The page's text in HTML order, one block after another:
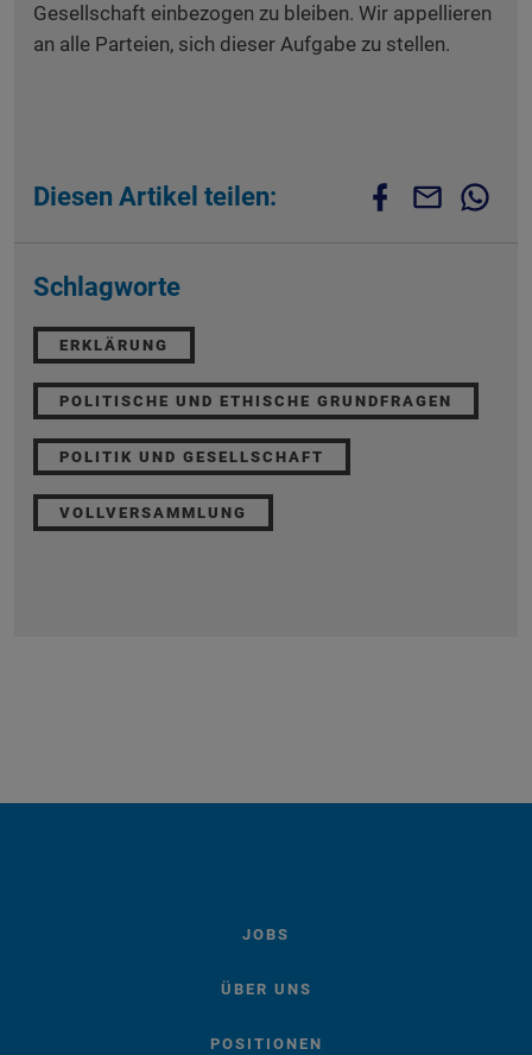
Gesellschaft einbezogen zu bleiben. Wir appellieren
an alle Parteien, sich dieser Aufgabe zu stellen.
Diesen Artikel teilen:
Schlagworte
ERKLÄRUNG
POLITISCHE UND ETHISCHE GRUNDFRAGEN
POLITIK UND GESELLSCHAFT
VOLLVERSAMMLUNG
JOBS
ÜBER UNS
POSITIONEN